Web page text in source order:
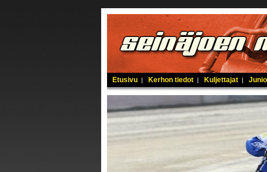
Etusivu | Kerhon tiedot | Kuljettajat |